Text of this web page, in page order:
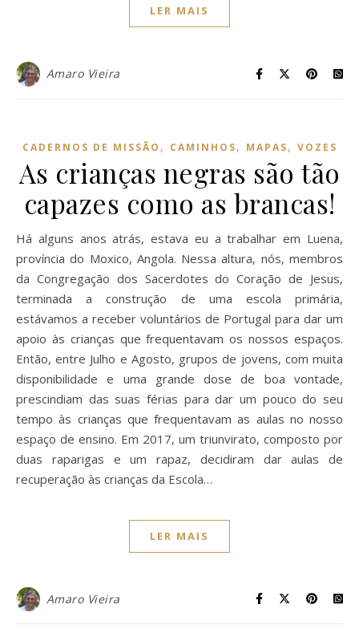
LER MAIS
Amaro Vieira
CADERNOS DE MISSÃO , CAMINHOS, MAPAS, VOZES
As crianças negras são tão
capazes como as brancas!
Há alguns anos atrás, estava eu a trabalhar em Luena,
província do Moxico, Angola. Nessa altura, nós, membros
da Congregação dos Sacerdotes do Coração de Jesus,
terminada a construção de uma escola primária,
estávamos a receber voluntários de Portugal para dar um
apoio às crianças que frequentavam os nossos espaços.
Então, entre Julho e Agosto, grupos de jovens, com muita
disponibilidade e uma grande dose de boa vontade,
prescindiam das suas férias para dar um pouco do seu
tempo às crianças que frequentavam as aulas no nosso
espaço de ensino. Em 2017, um triunvirato, composto por
duas raparigas e um rapaz, decidiram dar aulas de
recuperação às crianças da Escola…
LER MAIS
Amaro Vieira